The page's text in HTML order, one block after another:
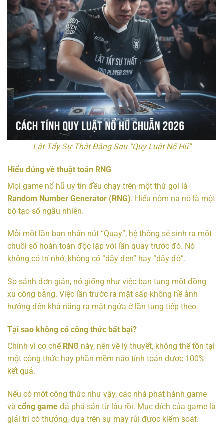
Lật Tẩy Sự Thật Đằng Sau “Quy Luật Nổ Hũ”
Hiểu đúng về thuật toán RNG
Mọi game nổ hũ uy tín đều chạy trên một thứ gọi là
Random Number Generator (RNG). Hiểu nôm na nó là một
bộ tạo số ngẫu nhiên.
Mỗi một lần bạn nhấn nút “Quay”, hệ thống sẽ sinh ra một
chuỗi số hoàn toàn độc lập với lần quay trước đó. Nó
không có trí nhớ, không có “dây đen” hay “dây đỏ”.
So sánh đơn giản, nó giống như việc bạn tung một đồng
xu công bằng. Việc lần trước ra mặt sấp không hề ảnh
hưởng đến khả năng ra mặt ngửa ở lần tung tiếp theo.
Tại sao không có công thức bất bại?
Chính vì cơ chế RNG này, nên về lý thuyết, không thể tồn tại
một công thức hay phần mềm nào tính toán được 100%
kết quả.
Nếu có một công thức như vậy, các nhà phát hành game
và cổng game đã phá sản từ lâu rồi. Mục đích của game là
giải trí có thưởng, dựa trên sự may rủi được kiểm soát.